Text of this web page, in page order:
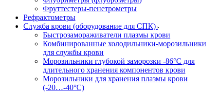
Фруттестеры-пенетрометры
Рефрактометры
Служба крови (оборудование для СПК)
Быстрозамораживатели плазмы крови
Комбинированные холодильники-морозильники
для службы крови
Морозильники глубокой заморозки -86°С для
длительного хранения компонентов крови
Морозильники для хранения плазмы крови
(-20…-40°С)